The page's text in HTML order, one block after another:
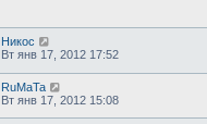
Никос
Вт янв 17, 2012 17:52
RuMaTa
Вт янв 17, 2012 15:08